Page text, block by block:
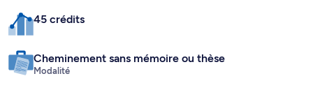
45 crédits
Cheminement sans mémoire ou thèse
Modalité